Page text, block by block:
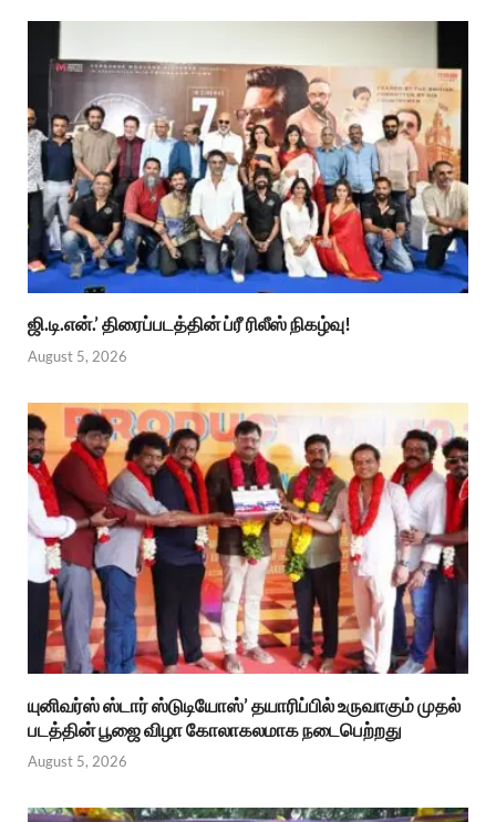
ஜி.டி.என்.’ திரைப்படத்தின் ப்ரீ ரிலீஸ் நிகழ்வு!
August 5, 2026
யுனிவர்ஸ் ஸ்டார் ஸ்டுடியோஸ்’ தயாரிப்பில் உருவாகும் முதல்
படத்தின் பூஜை விழா கோலாகலமாக நடைபெற்றது
August 5, 2026